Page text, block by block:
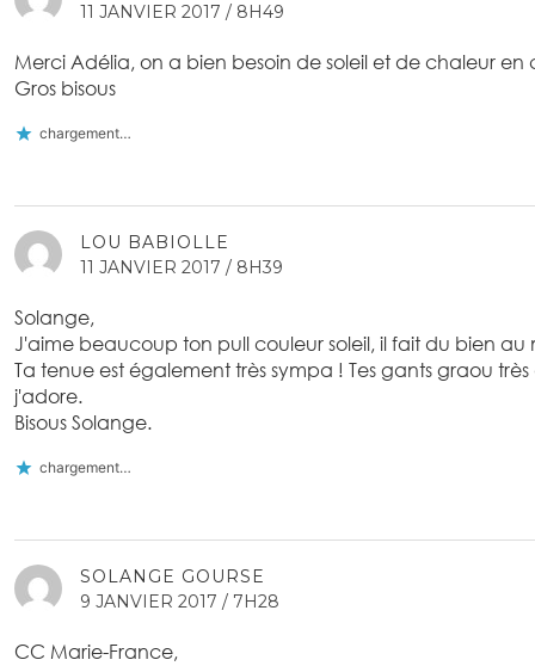
11 JANVIER 2017 / 8H49
Merci Adélia, on a bien besoin de soleil et de chaleur en
Gros bisous
chargement…
LOU BABIOLLE
11 JANVIER 2017 / 8H39
Solange,
J'aime beaucoup ton pull couleur soleil, il fait du bien au
Ta tenue est également très sympa ! Tes gants graou très
j'adore.
Bisous Solange.
chargement…
SOLANGE GOURSE
9 JANVIER 2017 / 7H28
CC Marie-France,